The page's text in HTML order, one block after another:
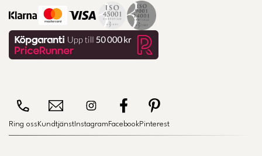
Ring oss Kundtjänst Instagram FacebookPinterest